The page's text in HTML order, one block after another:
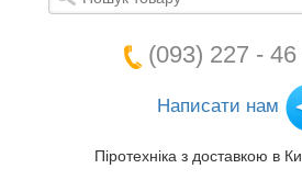
(093) 227 -
Написати нам
Піротехніка з доставкою в